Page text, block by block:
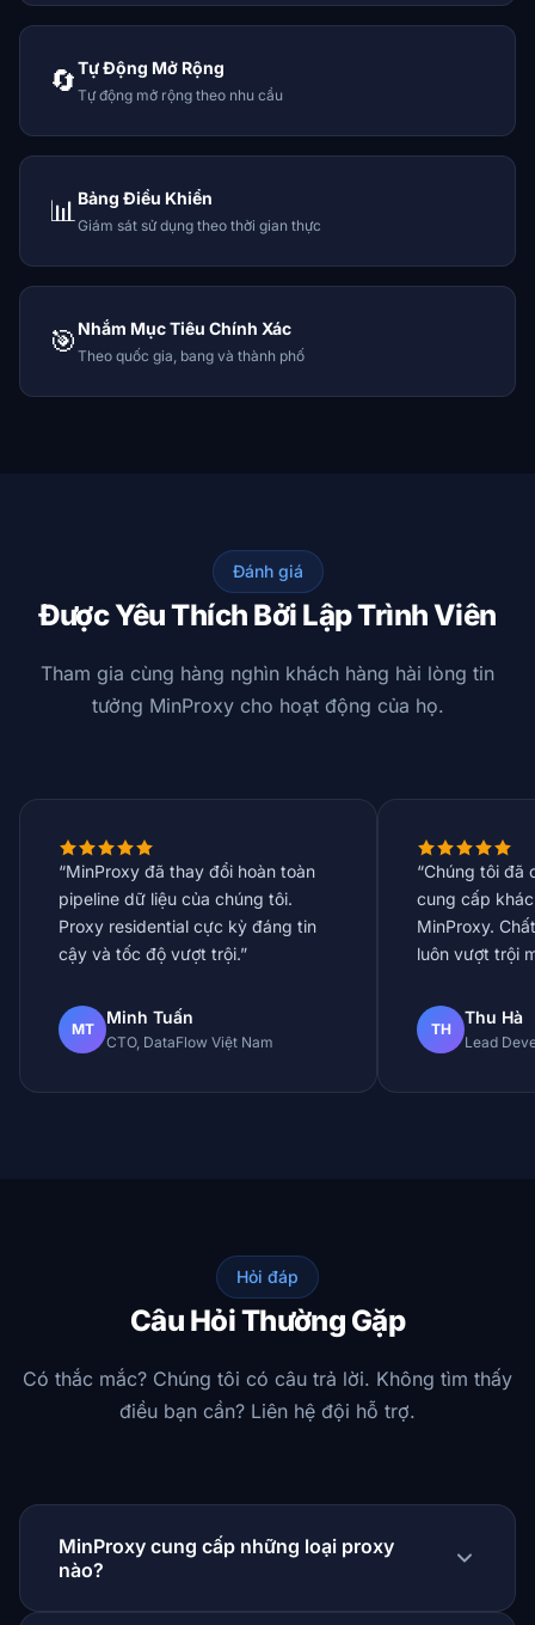
🔄Tự Động Mở Rộng
Tự động mở rộng theo nhu cầu
📊 Bảng Điều Khiển
Giám sát sử dụng theo thời gian thực
🎯 Nhắm Mục Tiêu Chính Xác
Theo quốc gia, bang và thành phố
Đánh giá
Được Yêu Thích Bởi Lập Trình Viên
Tham gia cùng hàng nghìn khách hàng hài lòng tin
tưởng MinProxy cho hoạt động của họ.
“MinProxy đã thay đổi hoàn toàn
pipeline dữ liệu của chúng tôi.
Proxy residential cực kỳ đáng tin
cậy và tốc độ vượt trội.”
MT
Minh Tuấn
CTO, DataFlow Việt Nam
“Chúng tôi đã
cung cấp
MinProxy.
luôn vượt trội
TH
Thu Hà
Lead
Hỏi đáp
Câu Hỏi Thường Gặp
Có thắc mắc? Chúng tôi có câu trả lời. Không tìm thấy
điều bạn cần? Liên hệ đội hỗ trợ.
MinProxy cung cấp những loại proxy
nào?